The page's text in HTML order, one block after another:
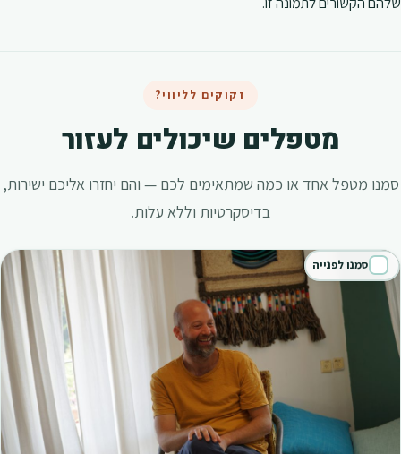
זקוקים לליווי?
מטפלים שיכולים לעזור
סמנו מטפל אחד או כמה שמתאימים לכם — והם יחזרו אליכם ישירות,
בדיסקרטיות וללא עלות.
סמנו לפנייה